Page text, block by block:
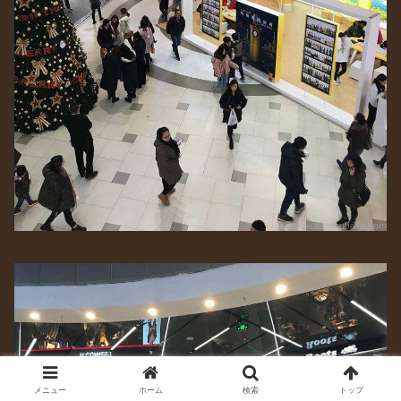
メニュー ホーム 検索 トップ